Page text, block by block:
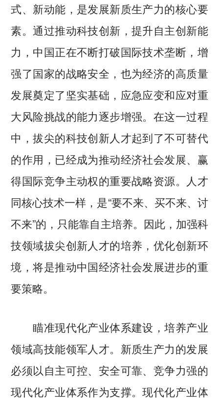
式、新动能，是发展新质生产力的核心要
素。通过推动科技创新，提升自主创新能
力，中国正在不断打破国际技术垄断，增
强了国家的战略安全，也为经济的高质量
发展奠定了坚实基础，应急应变和应对重
大风险挑战的能力逐步增强。在这一过程
中，拔尖的科技创新人才起到了不可替代
的作用，已经成为推动经济社会发展、赢
得国际竞争主动权的重要战略资源。人才
同核心技术一样，是“要不来、买不来、讨
不来”的，只能靠自主培养。因此，加强科
技领域拔尖创新人才的培养，优化创新环
境，将是推动中国经济社会发展进步的重
要策略。
瞄准现代化产业体系建设，培养产业
领域高技能领军人才。新质生产力的发展
必须以自主可控、安全可靠、竞争力强的
现代化产业体系作为支撑。现代化产业体